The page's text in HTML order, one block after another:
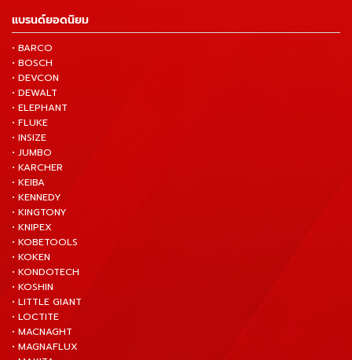
แบรนด์ยอดนิยม
• BARCO
• BOSCH
• DEVCON
• DEWALT
• ELEPHANT
• FLUKE
• INSIZE
• JUMBO
• KARCHER
• KEIBA
• KENNEDY
• KINGTONY
• KNIPEX
• KOBETOOLS
• KOKEN
• KONDOTECH
• KOSHIN
• LITTLE GIANT
• LOCTITE
• MACNAGHT
• MAGNAFLUX